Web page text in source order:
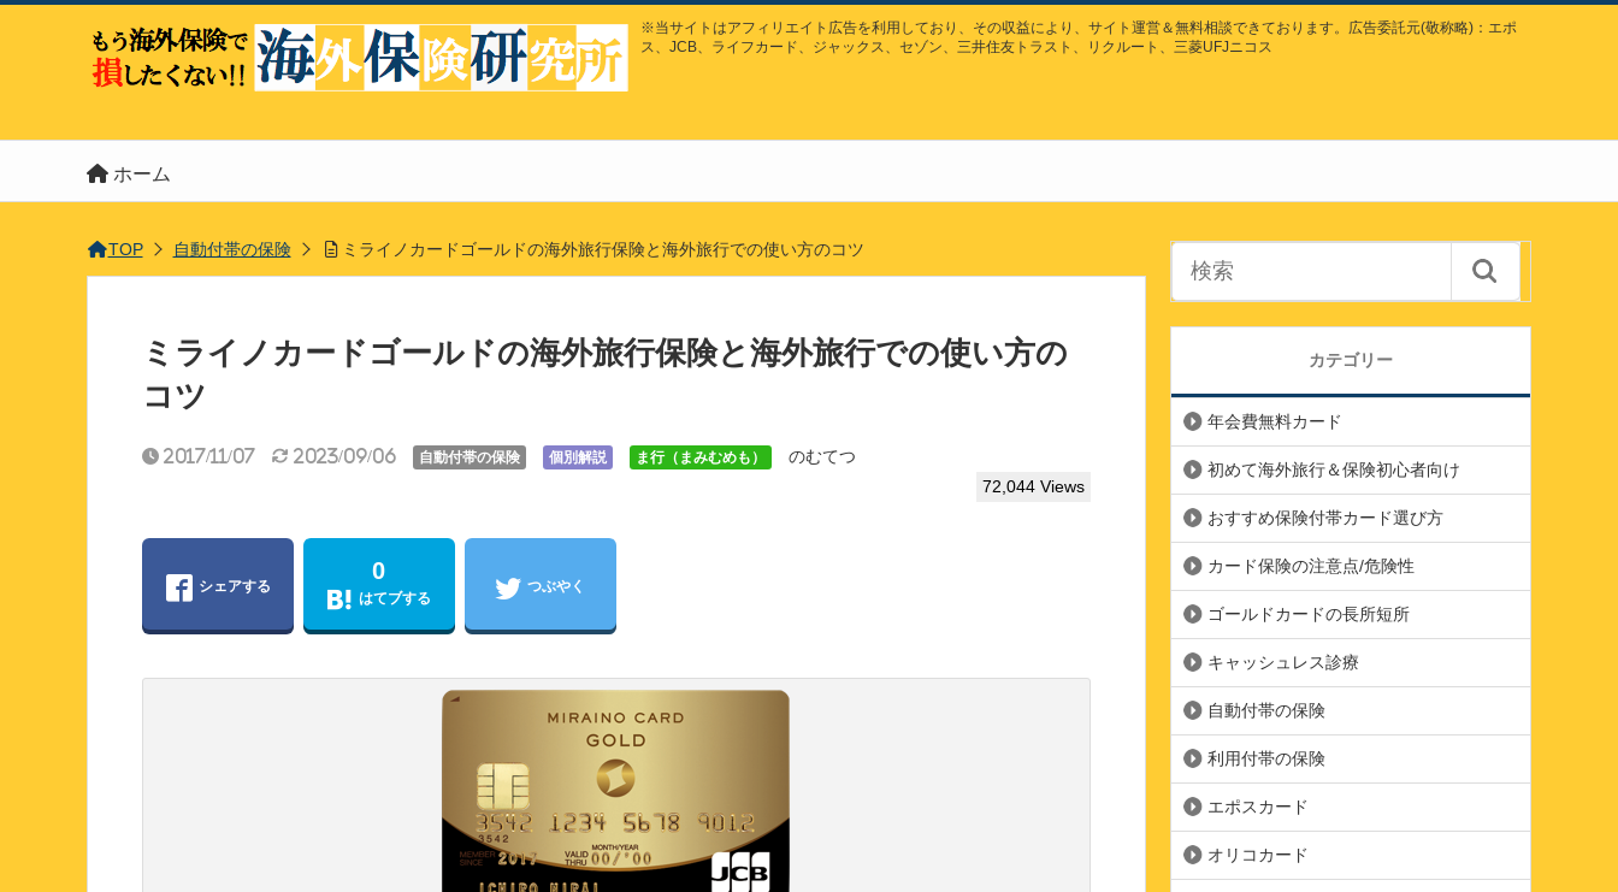
※当サイトはアフィリエイト広告を利用しており、その収益により、サイト運営＆無料相談できております。広告委託元(敬称略)：エポ
ス、JCB、ライフカード、ジャックス、セゾン、三井住友トラスト、リクルート、三菱UFJニコス
ホーム
TOP 自動付帯の保険 ミライノカードゴールドの海外旅行保険と海外旅行での使い方のコツ
ミライノカードゴールドの海外旅行保険と海外旅行での使い方の
コツ
2017/11/07 2023/09/06 自動付帯の保険 個別解説 ま行（まみむめも）
のむてつ
72,044 Views
シェアする
0
はてブする
つぶやく
カテゴリー
年会費無料カード
初めて海外旅行＆保険初心者向け
おすすめ保険付帯カード選び方
カード保険の注意点/危険性
ゴールドカードの長所短所
キャッシュレス診療
自動付帯の保険
利用付帯の保険
エポスカード
オリコカード